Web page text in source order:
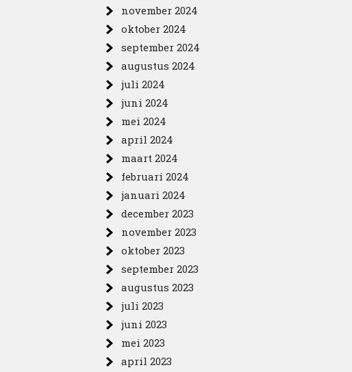
november 2024
oktober 2024
september 2024
augustus 2024
juli 2024
juni 2024
mei 2024
april 2024
maart 2024
februari 2024
januari 2024
december 2023
november 2023
oktober 2023
september 2023
augustus 2023
juli 2023
juni 2023
mei 2023
april 2023